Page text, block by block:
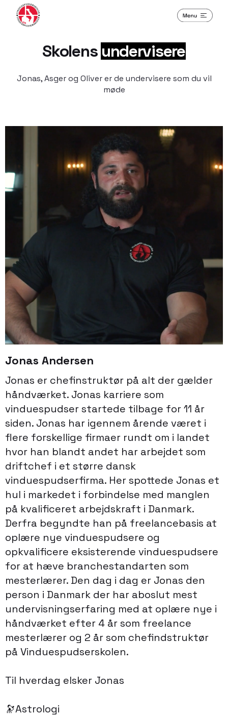
Skolens undervisere
Jonas, Asger og Oliver er de undervisere som du vil
møde
Jonas Andersen
Jonas er chefinstruktør på alt der gælder
håndværket. Jonas karriere som
vinduespudser startede tilbage for 11 år
siden. Jonas har igennem årende været i
flere forskellige firmaer rundt om i landet
hvor han blandt andet har arbejdet som
driftchef i et større dansk
vinduespudserfirma. Her spottede Jonas et
hul i markedet i forbindelse med manglen
på kvalificeret arbejdskraft i Danmark.
Derfra begyndte han på freelancebasis at
oplære nye vinduespudsere og
opkvalificere eksisterende vinduespudsere
for at hæve branchestandarten som
mesterlærer. Den dag i dag er Jonas den
person i Danmark der har aboslut mest
undervisningserfaring med at oplære nye i
håndværket efter 4 år som freelance
mesterlærer og 2 år som chefindstruktør
på Vinduespudserskolen.
Til hverdag elsker Jonas
🔭Astrologi